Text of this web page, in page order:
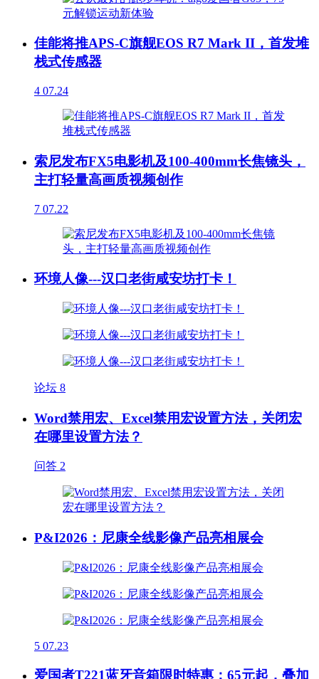
佳能将推APS-C旗舰EOS R7 Mark II，首发堆
栈式传感器
4 07.24
索尼发布FX5电影机及100-400mm长焦镜头，
主打轻量高画质视频创作
7 07.22
环境人像---汉口老街咸安坊打卡！
论坛 8
Word禁用宏、Excel禁用宏设置方法，关闭宏
在哪里设置方法？
问答 2
P&I2026：尼康全线影像产品亮相展会
5 07.23
爱国者T221蓝牙音箱限时特惠：65元起，叠加